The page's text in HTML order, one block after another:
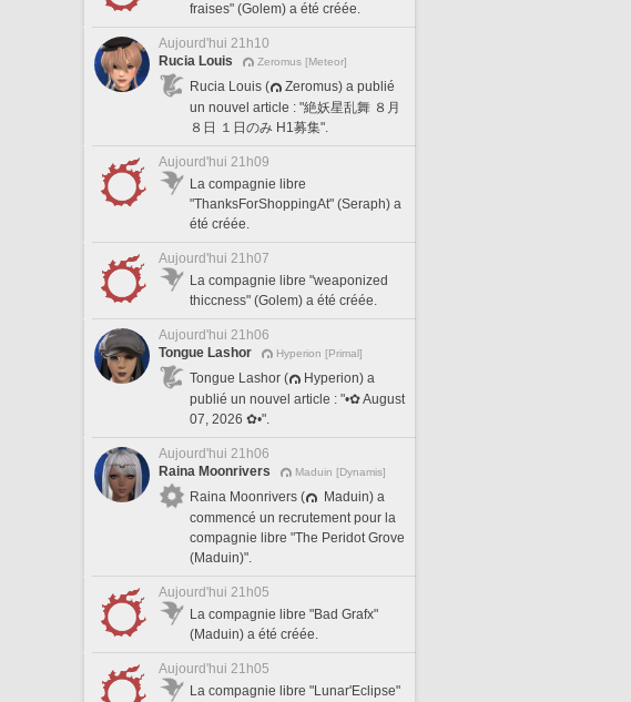
fraises" (Golem) a été créée.
Aujourd'hui 21h10
Rucia Louis
Zeromus [Meteor]
Rucia Louis (
Zeromus) a publié
un nouvel article : "絶妖星乱舞 ８月
８日 １日のみ H1募集".
Aujourd'hui 21h09
La compagnie libre
"ThanksForShoppingAt" (Seraph) a
été créée.
Aujourd'hui 21h07
La compagnie libre "weaponized
thiccness" (Golem) a été créée.
Aujourd'hui 21h06
Tongue Lashor
Hyperion [Primal]
Tongue Lashor (
Hyperion) a
publié un nouvel article : "•✿ August
07, 2026 ✿•".
Aujourd'hui 21h06
Raina Moonrivers
Maduin [Dynamis]
Raina Moonrivers (
Maduin) a
commencé un recrutement pour la
compagnie libre "The Peridot Grove
(Maduin)".
Aujourd'hui 21h05
La compagnie libre "Bad Grafx"
(Maduin) a été créée.
Aujourd'hui 21h05
La compagnie libre "Lunar'Eclipse"